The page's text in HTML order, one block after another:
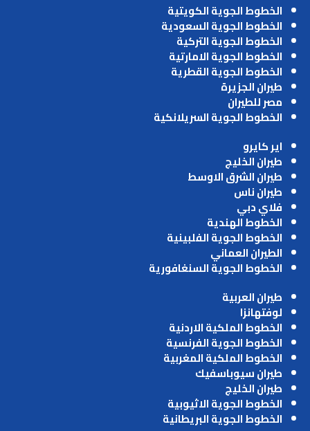
الخطوط الجوية الكويتية
الخطوط الجوية السعودية
الخطوط الجوية التركية
الخطوط الجوية الامارتية
الخطوط الجوية القطرية
طيران الجزيرة
مصر للطيران
الخطوط الجوية السريلانكية
اير كايرو
طيران الخليج
طيران الشرق الاوسط
طيران ناس
فلاي دبي
الخطوط الهندية
الخطوط الجوية الفلبينية
الطيران العماني
الخطوط الجوية السنغافورية
طيران العربية
لوفتهانزا
الخطوط الملكية الاردنية
الخطوط الجوية الفرنسية
الخطوط الملكية المغربية
طيران سيوباسفيك
طيران الخليج
الخطوط الجوية الاثيوبية
الخطوط الجوية البريطانية